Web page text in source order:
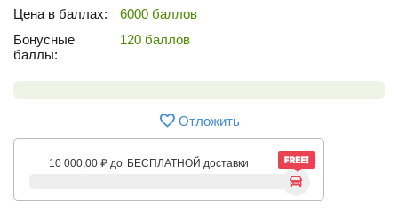
Цена в баллах:
6000 баллов
Бонусные
баллы:
120 баллов
Отложить
10 000,00 ₽ до БЕСПЛАТНОЙ доставки